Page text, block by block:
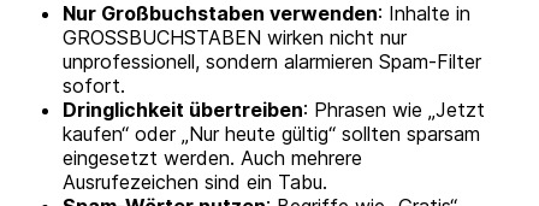
Nur Großbuchstaben verwenden: Inhalte in
GROSSBUCHSTABEN wirken nicht nur
unprofessionell, sondern alarmieren Spam-Filter
sofort.
Dringlichkeit übertreiben: Phrasen wie „Jetzt
kaufen“ oder „Nur heute gültig“ sollten sparsam
eingesetzt werden. Auch mehrere
Ausrufezeichen sind ein Tabu.